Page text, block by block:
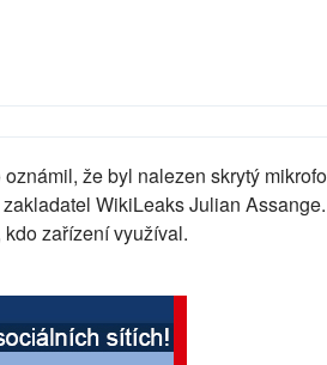
že byl nalezen skrytý
WikiLeaks Julian Assange.
zařízení využíval.